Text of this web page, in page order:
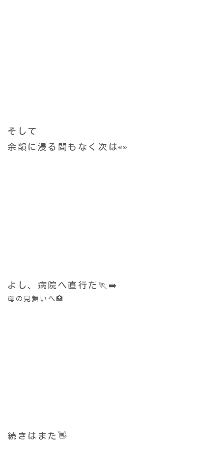
そして
余韻に浸る間もなく次は👀
よし、病院へ直行だ🏃‍➡️
母の見舞いへ🏥
続きはまた👋